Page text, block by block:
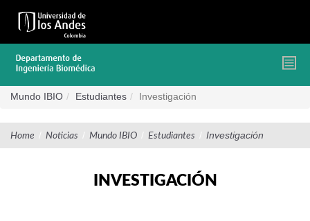
contenido
Mundo IBIO Estudiantes Investigación
Home / Noticias / Mundo IBIO / Estudiantes / Investigación
INVESTIGACIÓN